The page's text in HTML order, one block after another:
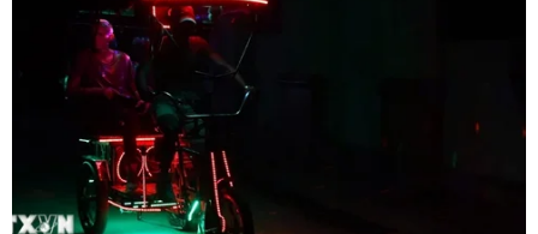
22/08/2024 14:49
Chỉ số PMI tổng hợp của HCOB đã tăng lên 51,2 trong
tháng 8, từ mức 50,2 của tháng 7 nhờ doanh thu ngành
dịch vụ tăng đột biến ở Pháp, có khả năng liên quan
đến Olympic Paris.